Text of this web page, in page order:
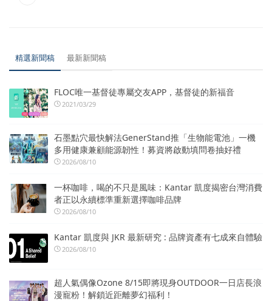
精選新聞稿 最新新聞稿
FLOC唯一基督徒專屬交友APP，基督徒的新福音
2021/03/29
石墨點穴最快解法GenerStand推「生物能電池」一機
多用健康兼顧能源韌性！募資將啟動填問卷抽好禮
2026/08/10
一杯咖啡，喝的不只是風味：Kantar 凱度揭密台灣消費
者正以永續標準重新選擇咖啡品牌
2026/08/10
Kantar 凱度與 JKR 最新研究 : 品牌資產有七成來自體驗
2026/08/10
超人氣偶像Ozone 8/15即將現身OUTDOOR一日店長浪
漫寵粉！解鎖近距離夢幻福利！